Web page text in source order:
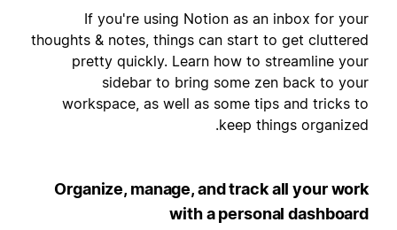
If you're using Notion as an inbox for
thoughts & notes, things can start to get
pretty quickly. Learn how to streamline
sidebar to bring some zen back to
workspace, as well as some tips and tricks
keep things
Organize, manage, and track all your
with a personal